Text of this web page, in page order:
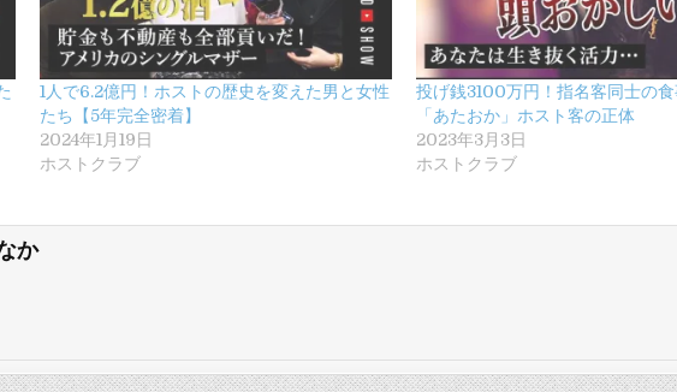
1人で6.2億円！ホストの歴史を変えた男と女性
たち【5年完全密着】
2024年1月19日
ホストクラブ
投げ銭3100万円！指名客同士の
「あたおか」ホスト客の正体
2023年3月3日
ホストクラブ
か